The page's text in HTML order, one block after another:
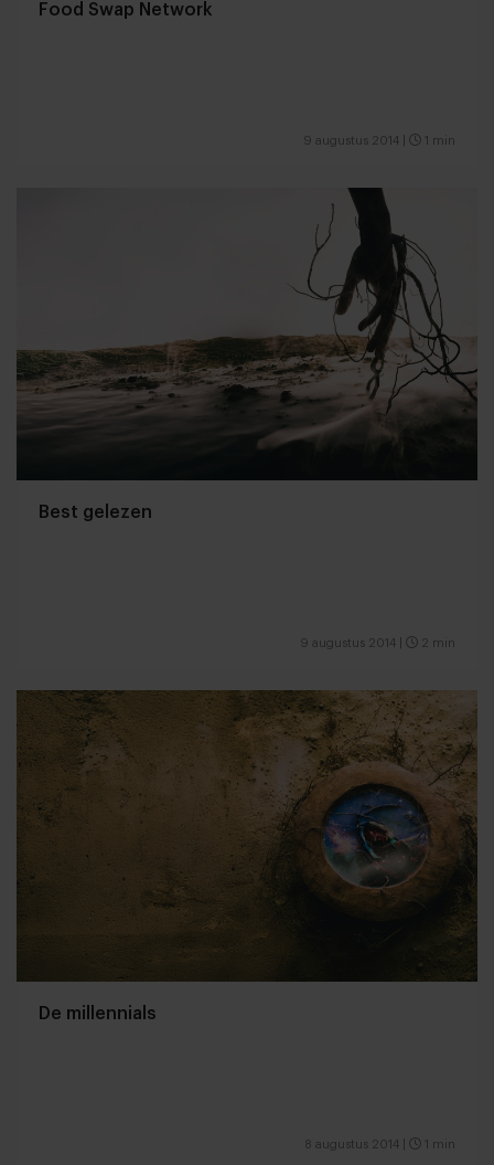
Food Swap Network
9 augustus 2014 1 min
Best gelezen
9 augustus 2014 2 min
De millennials
8 augustus 2014 1 min